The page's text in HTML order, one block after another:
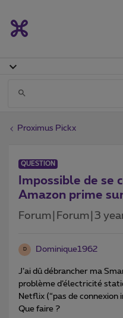
Proximus Pickx
QUESTION
Impossible de
Amazon prime
Forum|Forum|3
D Dominique1962
J’ai dû débrancher ma
problème d’électricité
Netflix (“pas de
Que faire ?